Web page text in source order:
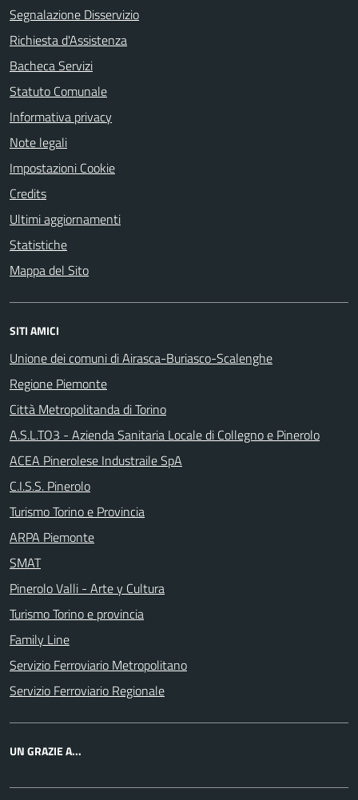
Segnalazione Disservizio
Richiesta d'Assistenza
Bacheca Servizi
Statuto Comunale
Informativa privacy
Note legali
Impostazioni Cookie
Credits
Ultimi aggiornamenti
Statistiche
Mappa del Sito
SITI AMICI
Unione dei comuni di Airasca-Buriasco-Scalenghe
Regione Piemonte
Città Metropolitanda di Torino
A.S.L.TO3 - Azienda Sanitaria Locale di Collegno e Pinerolo
ACEA Pinerolese Industraile SpA
C.I.S.S. Pinerolo
Turismo Torino e Provincia
ARPA Piemonte
SMAT
Pinerolo Valli - Arte y Cultura
Turismo Torino e provincia
Family Line
Servizio Ferroviario Metropolitano
Servizio Ferroviario Regionale
UN GRAZIE A...